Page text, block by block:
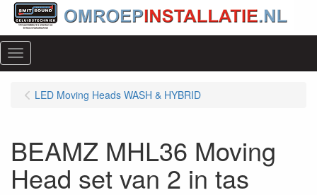
Menu
LED Moving Heads WASH & HYBRID
BEAMZ MHL36 Moving
Head set van 2 in tas